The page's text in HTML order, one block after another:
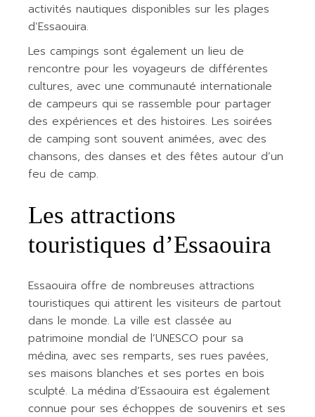
activités nautiques disponibles sur les plages
d’Essaouira.
Les campings sont également un lieu de
rencontre pour les voyageurs de différentes
cultures, avec une communauté internationale
de campeurs qui se rassemble pour partager
des expériences et des histoires. Les soirées
de camping sont souvent animées, avec des
chansons, des danses et des fêtes autour d’un
feu de camp.
Les attractions
touristiques d’Essaouira
Essaouira offre de nombreuses attractions
touristiques qui attirent les visiteurs de partout
dans le monde. La ville est classée au
patrimoine mondial de l’UNESCO pour sa
médina, avec ses remparts, ses rues pavées,
ses maisons blanches et ses portes en bois
sculpté. La médina d’Essaouira est également
connue pour ses échoppes de souvenirs et ses